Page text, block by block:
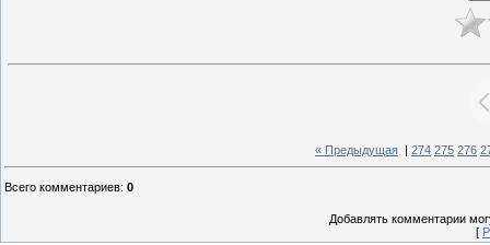
« Предыдущая 274 275 276
Всего комментариев: 0
Добавлять комментарии
[